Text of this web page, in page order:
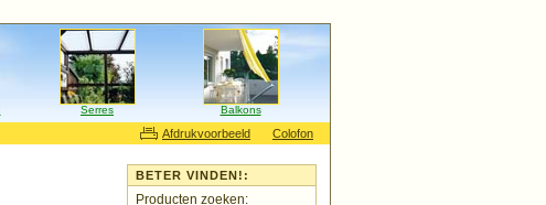
Serres Balkons
Colofon
Afdrukvoorbeeld
BETER VINDEN!:
Producten zoeken: